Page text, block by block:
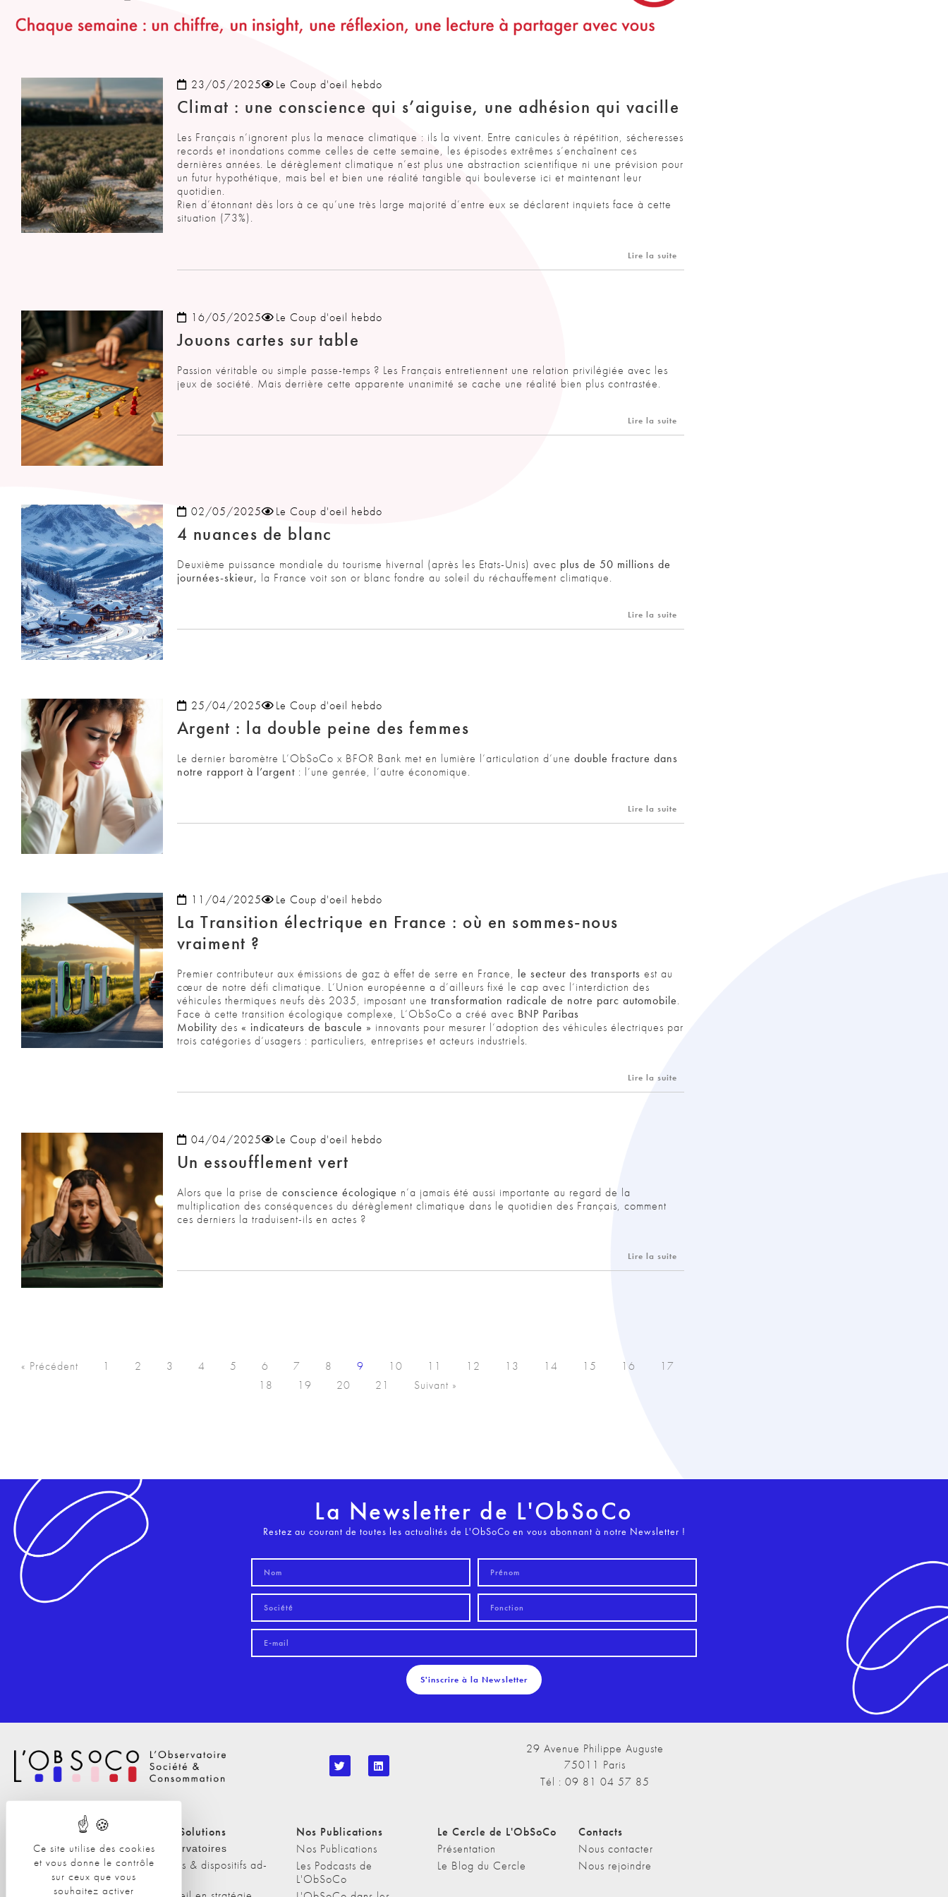
Ce site utilise des cookies
et vous donne le contrôle
sur ceux que vous
souhaitez activer
23/05/2025 Le Coup d'oeil hebdo
Climat : une conscience qui s’aiguise, une adhésion qui vacille
Les Français n’ignorent plus la menace climatique : ils la vivent. Entre canicules à répétition, sécheresses
records et inondations comme celles de cette semaine, les épisodes extrêmes s’enchaînent ces
dernières années. Le dérèglement climatique n’est plus une abstraction scientifique ni une prévision pour
un futur hypothétique, mais bel et bien une réalité tangible qui bouleverse ici et maintenant leur
quotidien.
Rien d’étonnant dès lors à ce qu’une très large majorité d’entre eux se déclarent inquiets face à cette
situation (73%).
Lire la suite
16/05/2025 Le Coup d'oeil hebdo
Jouons cartes sur table
Passion véritable ou simple passe-temps ? Les Français entretiennent une relation privilégiée avec les
jeux de société. Mais derrière cette apparente unanimité se cache une réalité bien plus contrastée.
Lire la suite
02/05/2025 Le Coup d'oeil hebdo
4 nuances de blanc
Deuxième puissance mondiale du tourisme hivernal (après les Etats-Unis) avec plus de 50 millions de
journées-skieur, la France voit son or blanc fondre au soleil du réchauffement climatique.
Lire la suite
25/04/2025 Le Coup d'oeil hebdo
Argent : la double peine des femmes
Le dernier baromètre L’ObSoCo x BFOR Bank met en lumière l’articulation d’une double fracture dans
notre rapport à l’argent: l’une genrée, l’autre économique.
Lire la suite
11/04/2025 Le Coup d'oeil hebdo
La Transition électrique en France : où en sommes-nous
vraiment ?
Premier contributeur aux émissions de gaz à effet de serre en France, le secteur des transports est au
cœur de notre défi climatique. L‘Union européenne a d’ailleurs fixé le cap avec l‘interdiction des
véhicules thermiques neufs dès 2035, imposant une transformation radicale de notre parc automobile.
Face à cette transition écologique complexe, L‘ObSoCo a créé avec BNP Paribas
Mobility des « indicateurs de bascule » innovants pour mesurer l‘adoption des véhicules électriques par
trois catégories d‘usagers : particuliers, entreprises et acteurs industriels.
Lire la suite
04/04/2025 Le Coup d'oeil hebdo
Un essoufflement vert
Alors que la prise de conscience écologique n’a jamais été aussi importante au regard de la
multiplication des conséquences du dérèglement climatique dans le quotidien des Français, comment
ces derniers la traduisent-ils en actes ?
Lire la suite
« Précédent 1 2 3 4 5 6 7 8 9 10 11 12 13 14 15 16
17
18
19 20 21 Suivant »
La Newsletter de L'ObSoCo
Restez au courant de toutes les actualités de L'ObSoCo en vous abonnant à notre Newsletter !
S'inscrire à la Newsletter
29 Avenue Philippe Auguste
75011 Paris
Tél : 09 81 04 57 85
Nos Solutions
A propos
L'équipe
Nos clients
Nos Solutions
Observatoires
Etudes & dispositifs ad-
Nos Publications
Nos Publications
Les Podcasts de
L'ObSoCo
Le Cercle de L'ObSoCo
Présentation
Le Blog du Cercle
Contacts
Nous contacter
Nous rejoindre